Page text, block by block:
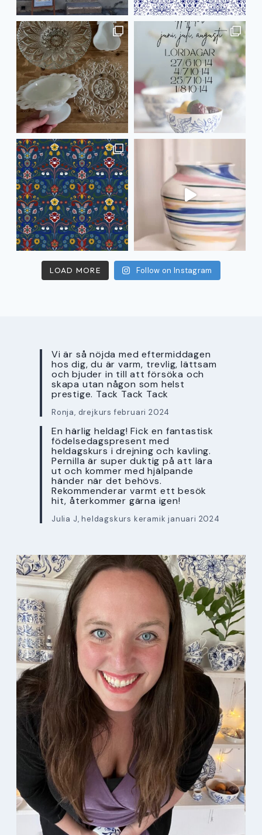
LOAD MORE Follow on Instagram
Vi är så nöjda med eftermiddagen
hos dig, du är varm, trevlig, lättsam
och bjuder in till att försöka och
skapa utan någon som helst
prestige. Tack Tack Tack
Ronja, drejkurs februari 2024
En härlig heldag! Fick en fantastisk
födelsedagspresent med
heldagskurs i drejning och kavling.
Pernilla är super duktig på att lära
ut och kommer med hjälpande
händer när det behövs.
Rekommenderar varmt ett besök
hit, återkommer gärna igen!
Julia J, heldagskurs keramik januari 2024